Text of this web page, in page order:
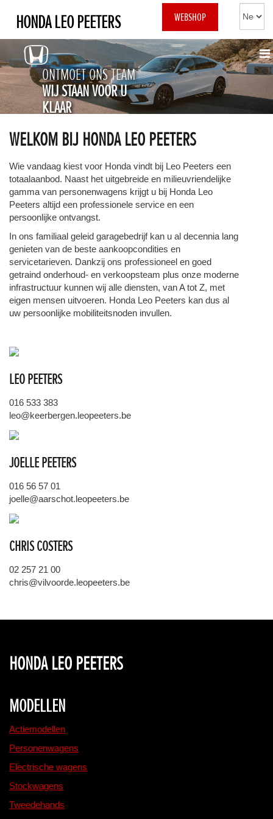
HONDA LEO PEETERS WEBSHOP
ONTMOET ONS TEAM
WIJ STAAN VOOR U
KLAAR
WELKOM BIJ HONDA LEO PEETERS
Wie vandaag kiest voor Honda vindt bij Leo Peeters een
totaalaanbod. Naast het uitgebreide en milieuvriendelijke
gamma van personenwagens krijgt u bij Honda Leo
Peeters altijd een professionele service en een
persoonlijke ontvangst.
In ons familiaal geleid garagebedrijf kan u al decennia lang
genieten van de beste aankoopcondities en
servicetarieven. Dankzij ons professioneel en goed
getraind onderhoud- en verkoopsteam plus onze moderne
infrastructuur kunnen wij alle diensten, van A tot Z, met
eigen mensen uitvoeren. Honda Leo Peeters kan dus al
uw persoonlijke mobiliteitsnoden invullen.
LEO PEETERS
016 533 383
leo@keerbergen.leopeeters.be
JOELLE PEETERS
016 56 57 01
joelle@aarschot.leopeeters.be
CHRIS COSTERS
02 257 21 00
chris@vilvoorde.leopeeters.be
HONDA LEO PEETERS
MODELLEN
Actiemodellen
Personenwagens
Electrische wagens
Stockwagens
Tweedehands